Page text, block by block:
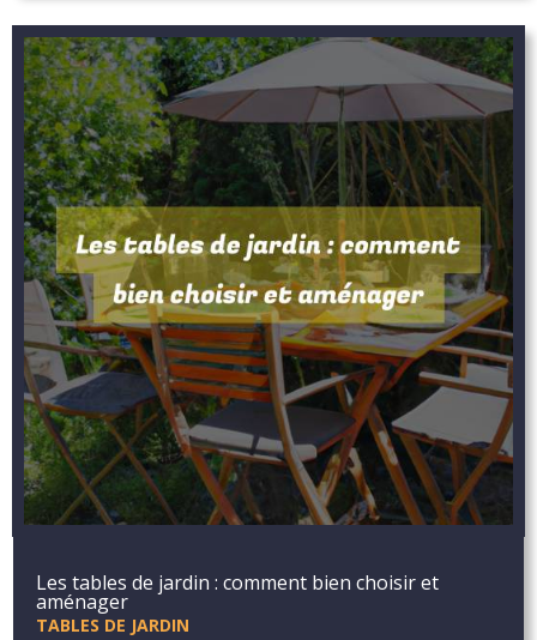
Les tables de jardin : comment bien choisir et
aménager
TABLES DE JARDIN